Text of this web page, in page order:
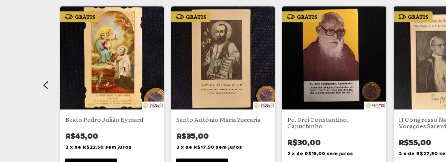
GRÁTIS
Beato Pedro Julião Eymard
R$45,00
2 x de R$22,50 sem juros
GRÁTIS
Santo Antônio Maria Zaccaria
R$35,00
2 x de R$17,50 sem juros
GRÁTIS
Pe. Frei Constantino,
Capuchinho
R$30,00
2 x de R$15,00 sem juros
GRÁTIS
II Congresso
Vocações
imagem do
R$55,00
2 x de R$27,50